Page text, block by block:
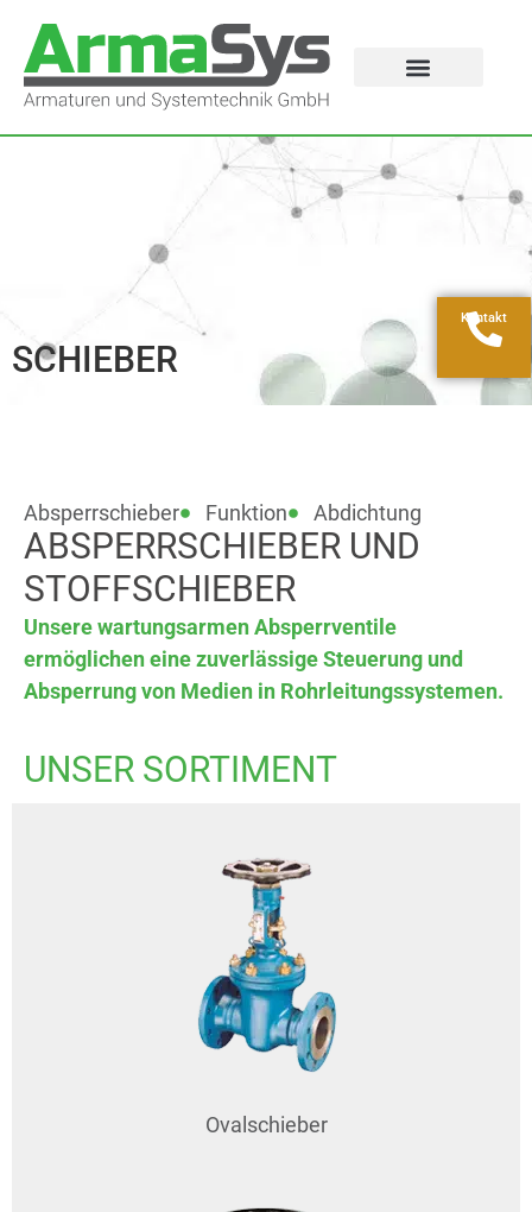
SCHIEBER
Absperrschieber Funktion Abdichtung
ABSPERRSCHIEBER UND
STOFFSCHIEBER
Unsere wartungsarmen Absperrventile
ermöglichen eine zuverlässige Steuerung und
Absperrung von Medien in Rohrleitungssystemen.
UNSER SORTIMENT
Ovalschieber
Kontakt